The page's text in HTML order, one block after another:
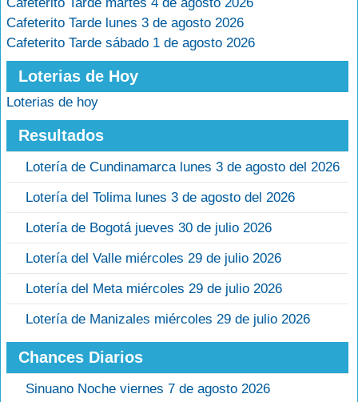
Cafeterito Tarde lunes 3 de agosto 2026
Cafeterito Tarde sábado 1 de agosto 2026
Loterias de Hoy
Loterias de hoy
Resultados
Lotería de Cundinamarca lunes 3 de agosto del 2026
Lotería del Tolima lunes 3 de agosto del 2026
Lotería de Bogotá jueves 30 de julio 2026
Lotería del Valle miércoles 29 de julio 2026
Lotería del Meta miércoles 29 de julio 2026
Lotería de Manizales miércoles 29 de julio 2026
Chances Diarios
Sinuano Noche viernes 7 de agosto 2026